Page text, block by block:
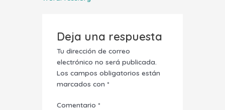
Deja una respuesta
Tu dirección de correo
electrónico no será publicada.
Los campos obligatorios están
marcados con*
Comentario*